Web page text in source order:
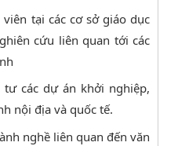
tại các cơ sở giáo dục
cứu liên quan tới các
tư các dự án khởi nghiệp,
nội địa và quốc tế.
nghề liên quan đến văn